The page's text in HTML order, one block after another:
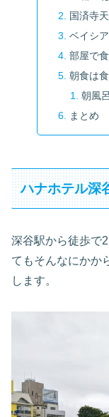
国済寺
ベイシ
部屋で
朝食は
朝風
まとめ
ハナホテル深
深谷駅から徒歩で
てもそんなにかか
します。